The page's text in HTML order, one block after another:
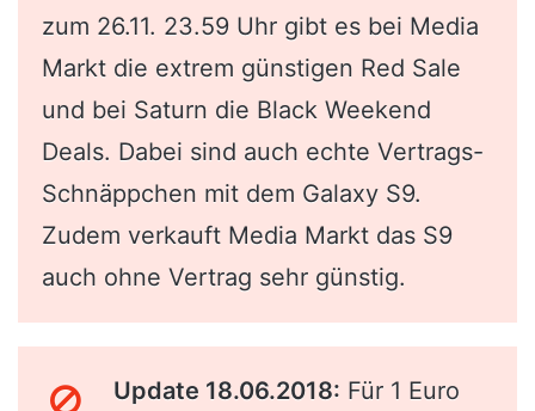
zum 26.11. 23.59 Uhr gibt es bei Media
Markt die extrem günstigen Red Sale
und bei Saturn die Black Weekend
Deals. Dabei sind auch echte Vertrags-
Schnäppchen mit dem Galaxy S9.
Zudem verkauft Media Markt das S9
auch ohne Vertrag sehr günstig.
Update 18.06.2018: Für 1 Euro